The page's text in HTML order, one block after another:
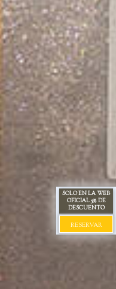
SOLO EN LA WEB
OFICIAL 5% DE
DESCUENTO
RESERVAR